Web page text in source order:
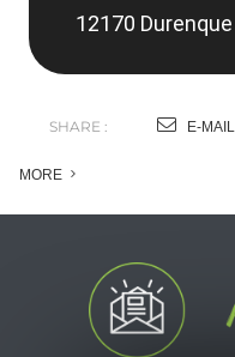
12170 Durenque
SHARE : E-MAIL
MORE